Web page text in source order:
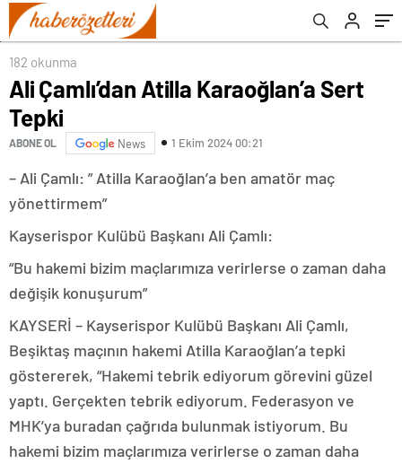
182 okunma
Ali Çamlı’dan Atilla Karaoğlan’a Sert
Tepki
ABONE OL News 1 Ekim 2024 00:21
– Ali Çamlı: ” Atilla Karaoğlan’a ben amatör maç
yönettirmem”
Kayserispor Kulübü Başkanı Ali Çamlı:
“Bu hakemi bizim maçlarımıza verirlerse o zaman daha
değişik konuşurum”
KAYSERİ – Kayserispor Kulübü Başkanı Ali Çamlı,
Beşiktaş maçının hakemi Atilla Karaoğlan’a tepki
göstererek, “Hakemi tebrik ediyorum görevini güzel
yaptı. Gerçekten tebrik ediyorum. Federasyon ve
MHK’ya buradan çağrıda bulunmak istiyorum. Bu
hakemi bizim maçlarımıza verirlerse o zaman daha